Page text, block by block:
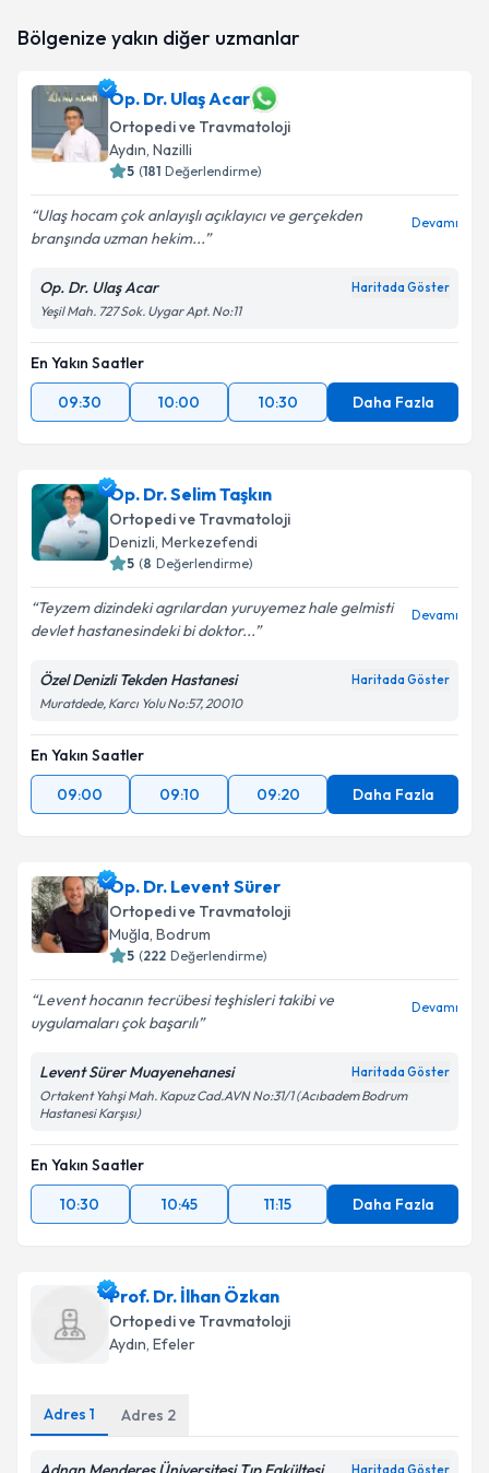
oluşturun. Size bu uzmandan randevu almanız için bir
E-posta Adresiniz
Kişisel verilerimin işlenmesine ilişkinAydınlatma
Metni'ni okudum ve kişisel verilerimin belirtilen
Takvim Talebini Gönder
Bölgenize yakın diğer uzmanlar
Op. Dr. Ulaş Acar
Ortopedi ve Travmatoloji
Aydın, Nazilli
5 (181 Değerlendirme)
Ulaş hocam çok anlayışlı açıklayıcı ve gerçekden
branşında uzman hekim...
Devamı
Op. Dr. Ulaş Acar Haritada Göster
Yeşil Mah. 727 Sok. Uygar Apt. No:11
En Yakın Saatler
09:30
10:00 10:30 Daha Fazla
Op. Dr. Selim Taşkın
Ortopedi ve Travmatoloji
Denizli, Merkezefendi
5 (8 Değerlendirme)
Teyzem dizindeki agrılardan yuruyemez hale gelmisti
devlet hastanesindeki bi doktor...
Devamı
Özel Denizli Tekden Hastanesi Haritada Göster
Muratdede, Karcı Yolu No:57, 20010
En Yakın Saatler
09:00
09:10 09:20 Daha Fazla
Op. Dr. Levent Sürer
Ortopedi ve Travmatoloji
Muğla, Bodrum
5 (222 Değerlendirme)
Levent hocanın tecrübesi teşhisleri takibi ve
uygulamaları çok başarılı
Devamı
Levent Sürer Muayenehanesi Haritada Göster
Ortakent Yahşi Mah. Kapuz Cad.AVN No:31/1 (Acıbadem Bodrum
Hastanesi Karşısı)
En Yakın Saatler
10:30
10:45 11:15 Daha Fazla
Prof. Dr. İlhan Özkan
Ortopedi ve Travmatoloji
Aydın, Efeler
Adres 1 Adres 2
Haritada Göster